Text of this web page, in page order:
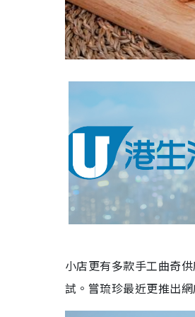
小店更有多款手工曲奇
試。嘗琉珍最近更推出